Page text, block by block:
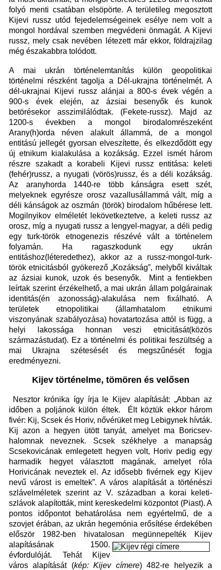
folyó menti csatában elsöpörte. A területileg megosztott
Kijevi russz utód fejedelemségeinek esélye nem volt a
mongol hordával szemben megvédeni önmagát. A Kijevi
russz, mely csak nevében létezett már ekkor, földrajzilag
még északabbra tolódott.
A mai ukrán történelemtanítás külön geopolitikai
történelmi részként tagolja a Dél-ukrajna történelmét. A
dél-ukrajnai Kijevi russz alánjai a 800-s évek végén a
900-s évek elején, az ázsiai besenyők és kunok
betörésekor asszimilálódtak. (Fekete-russz). Majd az
1200-s években a mongol birodalomrészeként
Arany(h)orda néven alakult állammá, de a mongol
entitású jellegét gyorsan elveszítette, és elkezdődött egy
új etnikum kialakulása a kozákság. Ezzel ismét három
részre szakadt a korabeli Kijevi russz entitása: keleti
(fehér)russz, a nyugati (vörös)russz, és a déli kozákság.
Az aranyhorda 1440-re több kánságra esett szét,
melyeknek egyrésze orosz vazallusállammá vált, míg a
déli kánságok az oszmán (török) birodalom hűbérese lett.
Mogilnyikov elméletét lekövetkeztetve, a keleti russz az
orosz, míg a nyugati russz a lengyel-magyar, a déli pedig
egy turk-török etnogenezis részévé vált a történelem
folyamán. Ha ragaszkodunk egy ukrán
entitáshoz(léteredethez), akkor az a russz-mongol-turk-
török etnicitásból gyökerező „Kozákság”, melyből kiváltak
az ázsiai kunok, uzok és besenyők. Mint a fentiekben
leírtak szerint érzékelhető, a mai ukrán állam polgárainak
identitás(én azonosság)-alakulása nem fixálható. A
területek etnopolitikai (államhatalom etnikumi
viszonyának szabályozása) hovatartozása attól is függ, a
helyi lakossága honnan veszi etnicitását(közös
származástudat). Ez a történelmi és politikai feszültség a
mai Ukrajna szétesését és megszűnését fogja
eredményezni.
Kijev történelme, tömören és velősen
Nesztor krónika így írja le Kijev alapítását: „Abban az
időben a poljánok külön éltek. Élt köztük ekkor három
fivér: Kij, Scsek és Horiv, nővérüket meg Lebigynek hívták.
Kij azon a hegyen ütött tanyát, amelyet ma Boricsev-
halomnak neveznek. Scsek székhelye a manapság
Scsekovicának emlegetett hegyen volt, Horiv pedig egy
harmadik hegyet választott magának, amelyet róla
Horivicának neveztek el. Az idősebb fivérnek egy Kijev
nevű várost is emeltek”. A város alapítását a történészi
szlávelméletek szerint az V. században a korai keleti-
szlávok alapították, mint kereskedelmi központot (Piast). A
pontos időpontot behatárolása nem egyértelmű, de a
szovjet érában, az ukrán hegemónia erősítése érdekében
először 1982-ben hivatalosan megünnepelték Kijev
alapításának 1500.
évfordulóját. Tehát Kijev
város alapítását (kép: Kijev címere) 482-re helyezik a